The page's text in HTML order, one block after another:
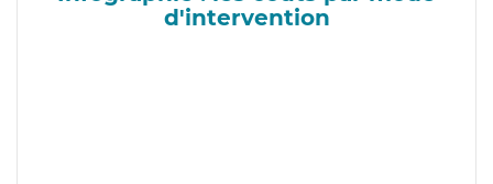
d'intervention